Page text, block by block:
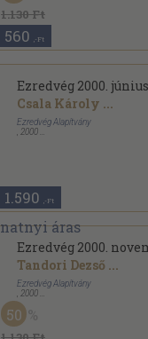
1.130 Ft
560 ,-Ft
Ezredvég 2000.
Csala Károly ...
Ezredvég Alapítvány
2000
1.590 ,-Ft
Ezredvég 2000.
Tandori Dezső ...
Ezredvég Alapítvány
2000
Ragasztott papírkötés
Ezredvég sorozat
50